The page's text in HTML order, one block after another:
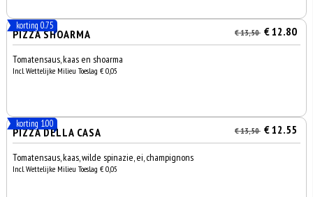
korting 0.75
PIZZA SHOARMA € 13,50 € 12.80
Tomatensaus, kaas en shoarma
Incl. Wettelijke Milieu Toeslag € 0,05
korting 1.00
PIZZA DELLA CASA € 13,50 € 12.55
Tomatensaus, kaas, wilde spinazie, ei, champignons
Incl. Wettelijke Milieu Toeslag € 0,05